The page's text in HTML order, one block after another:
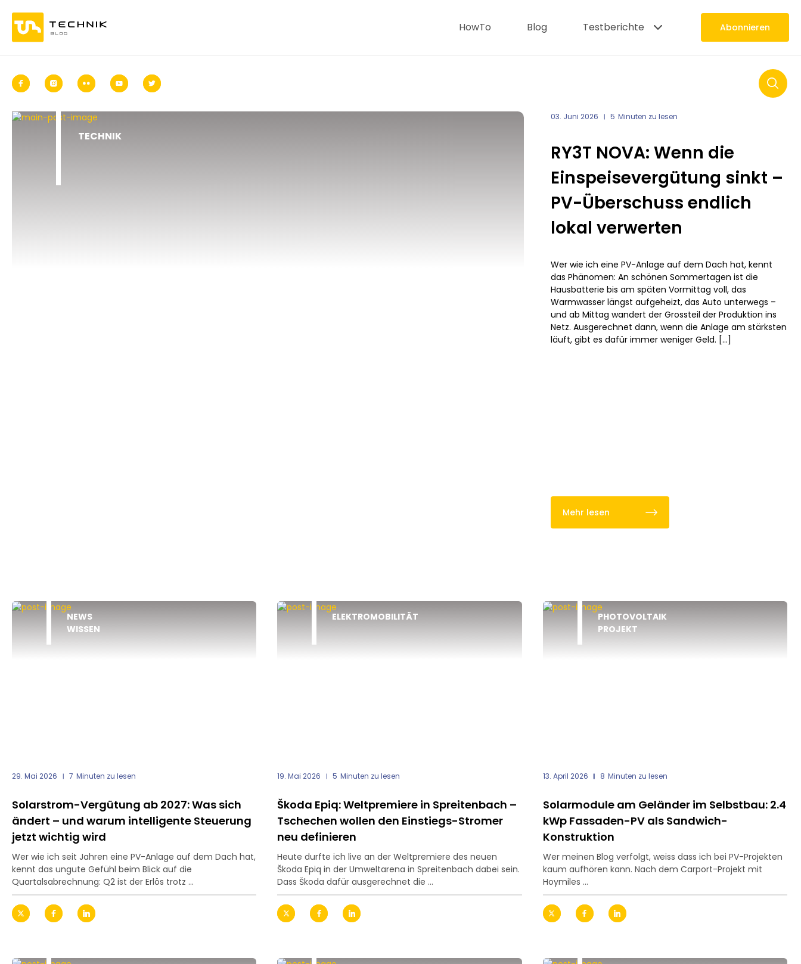
HowTo Blog Testberichte Abonnieren
TECHNIK
03. Juni 2026 5 Minuten zu lesen
RY3T NOVA: Wenn die
Einspeisevergütung sinkt –
PV-Überschuss endlich
lokal verwerten
Wer wie ich eine PV-Anlage auf dem Dach hat, kennt
das Phänomen: An schönen Sommertagen ist die
Hausbatterie bis am späten Vormittag voll, das
Warmwasser längst aufgeheizt, das Auto unterwegs –
und ab Mittag wandert der Grossteil der Produktion ins
Netz. Ausgerechnet dann, wenn die Anlage am stärksten
läuft, gibt es dafür immer weniger Geld. […]
Mehr lesen
NEWS
WISSEN
29. Mai 2026 7 Minuten zu lesen
Solarstrom-Vergütung ab 2027: Was sich
ändert – und warum intelligente Steuerung
jetzt wichtig wird
Wer wie ich seit Jahren eine PV-Anlage auf dem Dach hat,
kennt das ungute Gefühl beim Blick auf die
Quartalsabrechnung: Q2 ist der Erlös trotz ...
ELEKTROMOBILITÄT
19. Mai 2026 5 Minuten zu lesen
Škoda Epiq: Weltpremiere in Spreitenbach –
Tschechen wollen den Einstiegs-Stromer
neu definieren
Heute durfte ich live an der Weltpremiere des neuen
Škoda Epiq in der Umweltarena in Spreitenbach dabei sein.
Dass Škoda dafür ausgerechnet die ...
PHOTOVOLTAIK
PROJEKT
13. April 2026 8 Minuten zu lesen
Solarmodule am Geländer im Selbstbau: 2.4
kWp Fassaden-PV als Sandwich-
Konstruktion
Wer meinen Blog verfolgt, weiss dass ich bei PV-Projekten
kaum aufhören kann. Nach dem Carport-Projekt mit
Hoymiles ...